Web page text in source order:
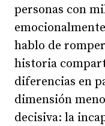
personas con
hablo de
historia
diferencias en
dimensión
decisiva: la